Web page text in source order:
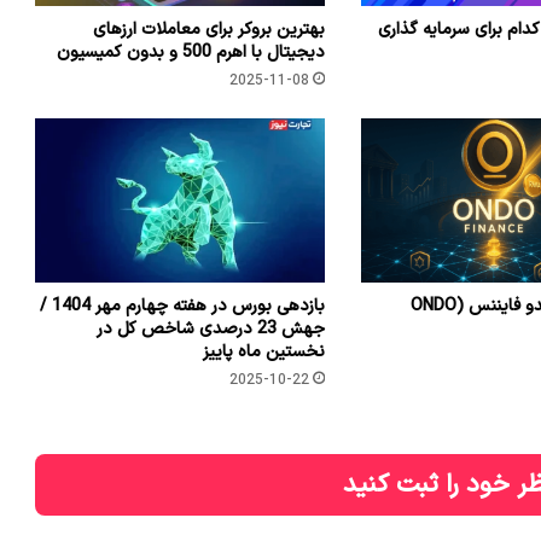
برای سرمایه گذاری
بهترین بروکر برای معاملات ارزهای
دیجیتال با اهرم 500 و بدون کمیسیون
2025-11-08
معرفی کامل اوندو فایننس (ONDO
بازدهی بورس در هفته چهارم مهر 1404 /
جهش 23 درصدی شاخص کل در
نخستین ماه پاییز
2025-10-22
خود را ثبت کنید